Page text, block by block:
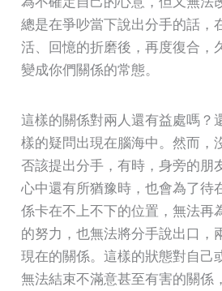
總是在爭吵當下說出分手的話，
活、回憶的折磨後，再度復合，
變成你們關係的常態。
這樣的關係對兩人還有益處嗎？
樣的疑問出現在腦海中。然而，
否該提出分手，有時，身旁的朋
心中還有所猶豫時，也會為了待
係卡在不上不下的位置，無法再
的努力，也無法將分手說出口，
現在的關係。這樣的狀態對自己
無法結束不滿意甚至有害的關係